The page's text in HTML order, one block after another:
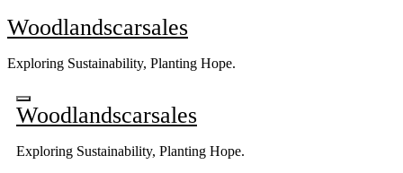
Skip
to
Woodlandscarsales
Exploring Sustainability, Planting Hope.
Woodlandscarsales
Exploring Sustainability, Planting Hope.